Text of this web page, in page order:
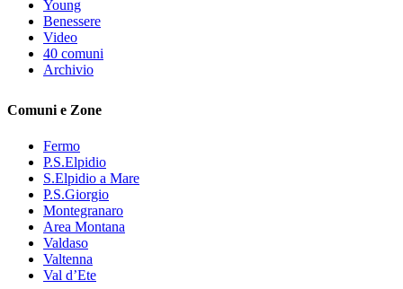
Young
Benessere
Video
40 comuni
Archivio
Comuni e Zone
Fermo
P.S.Elpidio
S.Elpidio a Mare
P.S.Giorgio
Montegranaro
Area Montana
Valdaso
Valtenna
Val d’Ete